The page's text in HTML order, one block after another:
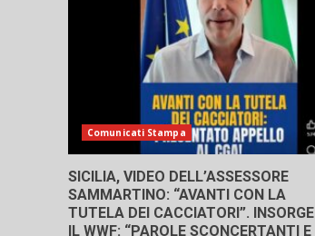
Comunicati Stampa
SICILIA, VIDEO DELL’ASSESSORE
SAMMARTINO: “AVANTI CON LA
TUTELA DEI CACCIATORI”. INSORGE
IL WWF: “PAROLE SCONCERTANTI E